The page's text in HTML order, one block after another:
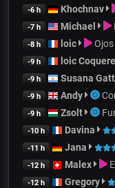
-6 h Khochnav
-7 h Michael
-8 h loic
-9 h loic
-9 h Susana
-9 h Andy
-9 h Zsolt
-10 h Davina
-11 h Jana
-12 h Malex
-12 h Gregory